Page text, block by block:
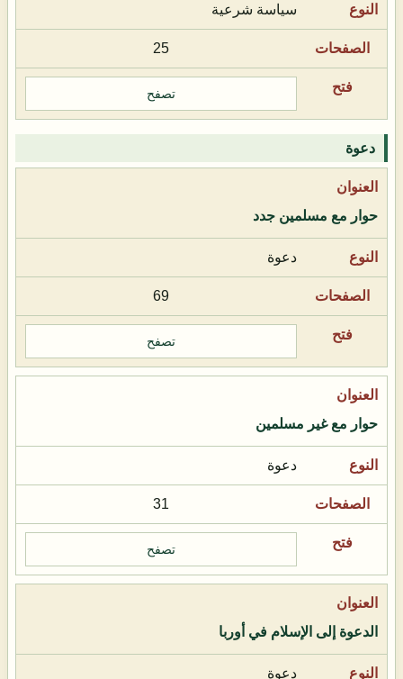
سياسة شرعية
25
تصفح
دعوة
حوار مع مسلمين جدد
دعوة
69
تصفح
حوار مع غير مسلمين
دعوة
31
تصفح
الدعوة إلى الإسلام في أوربا
دعوة